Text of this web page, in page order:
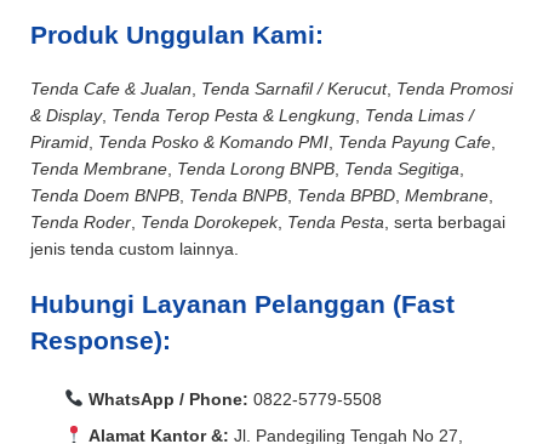
Produk Unggulan Kami:
Tenda Cafe & Jualan Tenda Sarnafil / Kerucut, Tenda Promosi
& Display, Tenda Terop Pesta & Lengkung Tenda Limas /
Piramid Tenda Posko & Komando PMI Tenda Payung Cafe
Tenda Membrane Tenda Lorong BNPB Tenda Segitiga
Tenda Doem BNPB Tenda BNPB Tenda BPBD Membrane
Tenda Roder Tenda Dorokepek, Tenda Pesta , serta berbagai
jenis tenda custom lainnya.
Hubungi Layanan Pelanggan (Fast
Response):
WhatsApp / Phone: 0822-5779-5508
Alamat Kantor &: Jl. Pandegiling Tengah No 27,